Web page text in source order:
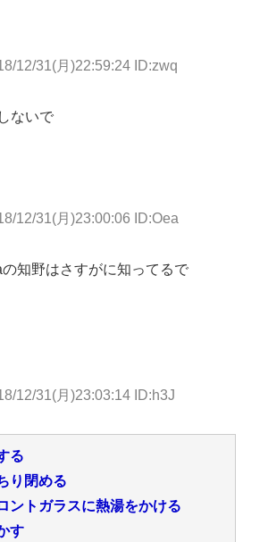
12/31(月)22:59:24 ID:zwq
ないで
12/31(月)23:00:06 ID:Oea
知野はさすがに知ってるで
12/31(月)23:03:14 ID:h3J
る
り閉める
ントガラスに熱湯をかける
す